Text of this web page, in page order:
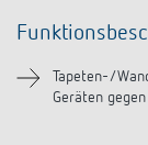
Ähnliche
Tapeten-/
Geräten